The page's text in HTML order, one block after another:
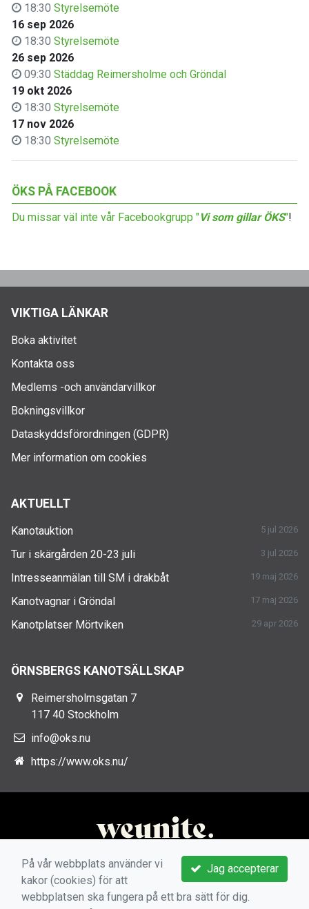
18:30 Styrelsemöte
16 sep 2026
18:30 Styrelsemöte
26 sep 2026
09:30 Städdag Reimersholme och Gröndal
19 okt 2026
18:30 Styrelsemöte
17 nov 2026
18:30 Styrelsemöte
ÖKS PÅ FACEBOOK
Du missar väl inte vår Facebookgrupp "Vi som gillar ÖKS"!
VIKTIGA LÄNKAR
Boka aktivitet
Kontakta oss
Medlems -och användarvillkor
Bokningsvillkor
Dataskyddsförordningen (GDPR)
Mer information om cookies
AKTUELLT
Kanotauktion 5 jul 2026
Tur i skärgården 20-23 juli 3 jul 2026
Intresseanmälan till SM i drakbåt 19 maj 2026
Kanotvagnar i Gröndal 17 maj 2026
Kanotplatser Mörtviken 29 apr 2026
ÖRNSBERGS KANOTSÄLLSKAP
Reimersholmsgatan 7
117 40 Stockholm
info@oks.nu
https://www.oks.nu/
Jag accepterar
På vår webbplats använder vi
kakor (cookies) för att
webbplatsen ska fungera på ett bra sätt för dig.